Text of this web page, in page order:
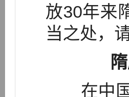
放30年来
当之处，
在中国